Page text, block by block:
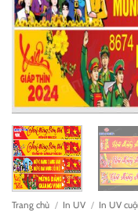
Trang chủ / In UV / In UV